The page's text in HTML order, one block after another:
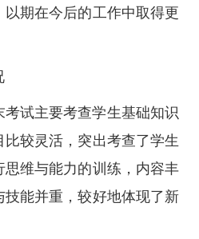
期在今后的工作中取得更
试主要考查学生基础知识
较灵活，突出考查了学生
维与能力的训练，内容丰
能并重，较好地体现了新